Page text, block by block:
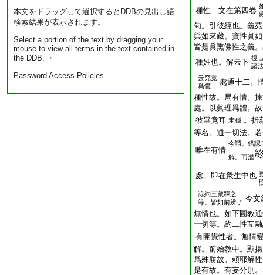
本文をドラッグして選択するとDDBの見出し語
検索結果が表示されます。
Select a portion of the text by dragging your
mouse to view all terms in the text contained in
the DDB. ・
Password Access Policies
種性 文在第四卷
句。引彼經也。義
與如來藏。寶性眞
皆是眞熏佛性之義
種姓也。解云下 復
諸
云究竟
爲體
處通十二。
種性故。局有情。
處。以眞理爲體。
彼畢竟耳 未穩 。折
等名。通一切法。
唯在有情
今謂。錯認
解。而濫
處。即在衆生中也
涼約三藏釋之
等。皆如前辨了 今文
無情也。如下圓教
一切等。約二性互
有開覺性者。無情
解。前始教中。顯
爲殊勝故。頼耶解
是有故。有妄分別